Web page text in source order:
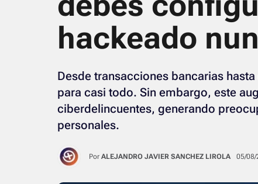
hackeado
Desde transacciones bancarias
para casi todo. Sin embargo, este
ciberdelincuentes, generando
personales.
Por ALEJANDRO JAVIER SANCHEZ LIROLA 05/